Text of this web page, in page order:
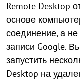
Remote Desktop
основе
соединение, а
записи Google.
запустить
Desktop на